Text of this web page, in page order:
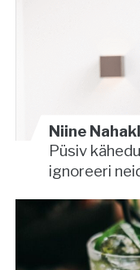
Niine
Püsiv
ignoreeri